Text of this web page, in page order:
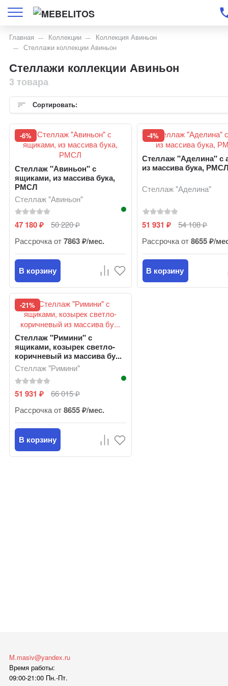
Главная Коллекции
Коллекция Авиньон
Стеллажи коллекции Авиньон
Стеллажи коллекции Авиньон
3 товара
Сортировать:
-6%
Стеллаж "Авиньон" с
ящиками, из массива бука,
РМСЛ
Стеллаж "Авиньон"
47 180₽ 50 220₽
Рассрочка от7863 ₽/мес.
В корзину
-4%
Стеллаж "Аделина" с
из массива бука,
Стеллаж "Аделина"
51 931₽ 54 108₽
Рассрочка от8655 ₽/
В корзину
-21%
Стеллаж "Римини" с
ящиками, козырек светло-
коричневый из массива бу...
Стеллаж "Римини"
51 931₽ 66 015₽
Рассрочка от8655 ₽/мес.
В корзину
M.masiv@yandex.ru
Время работы:
09:00-21:00 Пн.-Пт.